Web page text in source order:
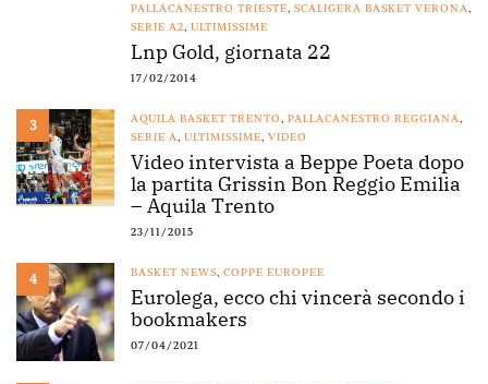
PALLACANESTRO TRIESTE, SCALIGERA BASKET VERONA,
SERIE A2, ULTIMISSIME
Lnp Gold, giornata 22
17/02/2014
3 AQUILA BASKET TRENTO, PALLACANESTRO REGGIANA,
SERIE A, ULTIMISSIME, VIDEO
Video intervista a Beppe Poeta dopo
la partita Grissin Bon Reggio Emilia
– Aquila Trento
23/11/2015
4 BASKET NEWS, COPPE EUROPEE
Eurolega, ecco chi vincerà secondo i
bookmakers
07/04/2021